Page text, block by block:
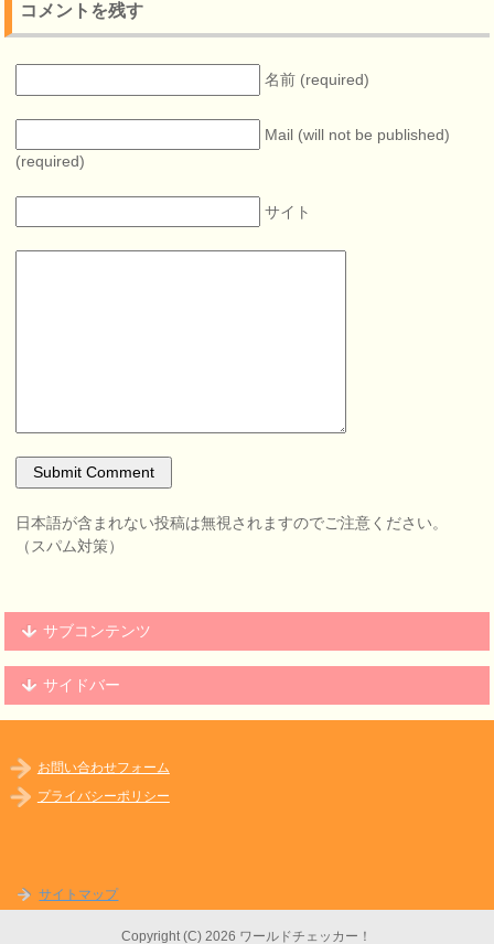
コメントを残す
名前 (required)
Mail (will not be published)
(required)
サイト
日本語が含まれない投稿は無視されますのでご注意ください。
（スパム対策）
サブコンテンツ
サイドバー
お問い合わせフォーム
プライバシーポリシー
サイトマップ
Copyright (C) 2026 ワールドチェッカー！